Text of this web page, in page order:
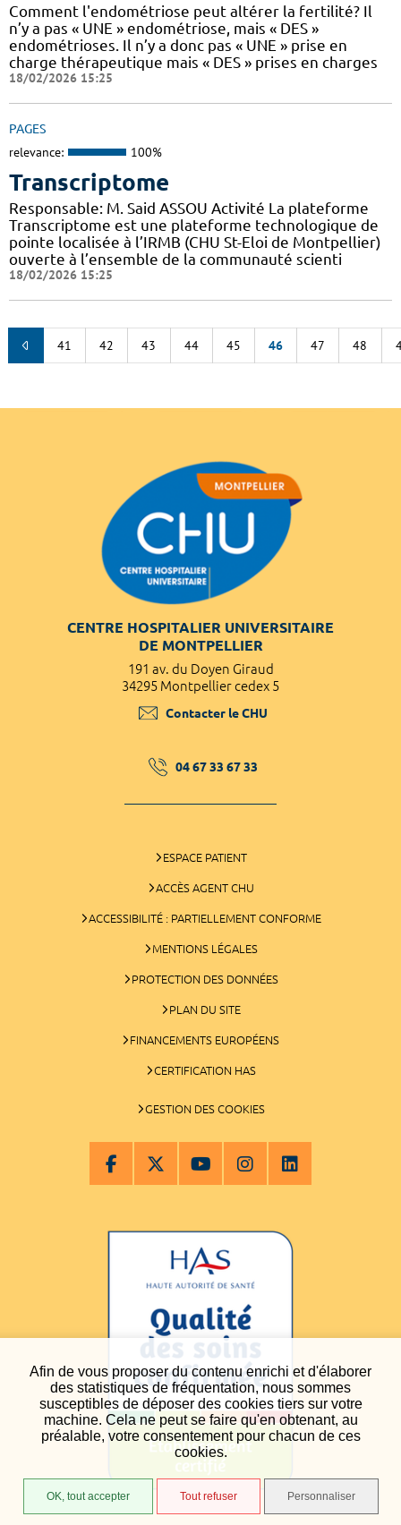
Afin de vous proposer du contenu enrichi et d'élaborer
des statistiques de fréquentation, nous sommes
susceptibles de déposer des cookies tiers sur votre
machine. Cela ne peut se faire qu'en obtenant, au
préalable, votre consentement pour chacun de ces
cookies.
OK, tout accepter Tout refuser Personnaliser
Comment l'endométriose peut altérer la fertilité? Il
n’y a pas « UNE » endométriose, mais « DES »
endométrioses. Il n’y a donc pas « UNE » prise en
charge thérapeutique mais « DES » prises en charges
18/02/2026 15:25
PAGES
relevance: 100%
Transcriptome
Responsable: M. Said ASSOU Activité La plateforme
Transcriptome est une plateforme technologique de
pointe localisée à l’IRMB (CHU St-Eloi de Montpellier)
ouverte à l’ensemble de la communauté scienti
18/02/2026 15:25
41 42 43 44 45 46 47 48
CENTRE HOSPITALIER UNIVERSITAIRE
DE MONTPELLIER
191 av. du Doyen Giraud
34295 Montpellier cedex 5
Contacter le CHU
04 67 33 67 33
ESPACE PATIENT
ACCÈS AGENT CHU
ACCESSIBILITÉ : PARTIELLEMENT CONFORME
MENTIONS LÉGALES
PROTECTION DES DONNÉES
PLAN DU SITE
FINANCEMENTS EUROPÉENS
CERTIFICATION HAS
GESTION DES COOKIES